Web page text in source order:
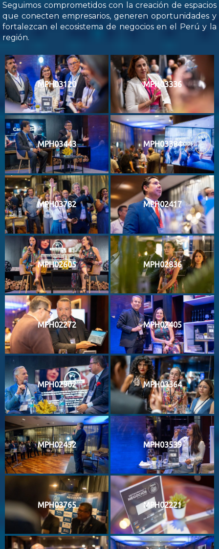
Seguimos comprometidos con la creación de espacios
que conecten empresarios, generen oportunidades y
fortalezcan el ecosistema de negocios en el Perú y la
región.
MPH03120 MPH03336
MPH03443 MPH03384
MPH03782 MPH02417
MPH02605 MPH02836
MPH02272 MPH02405
MPH02902 MPH03364
MPH02452 MPH03539
MPH03765 MPH02221